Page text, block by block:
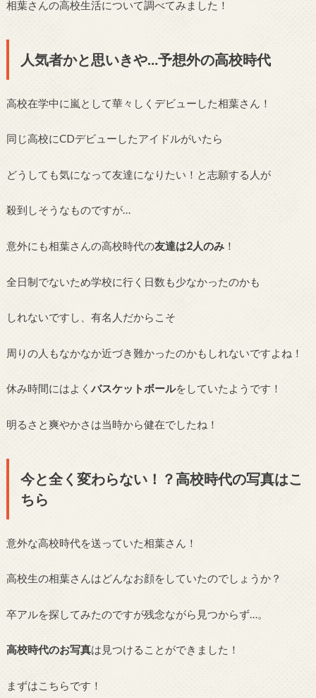
相葉さんの高校生活について調べてみました！
人気者かと思いきや…予想外の高校時代
高校在学中に嵐として華々しくデビューした相葉さん！
同じ高校にCDデビューしたアイドルがいたら
どうしても気になって友達になりたい！と志願する人が
殺到しそうなものですが…
意外にも相葉さんの高校時代の友達は2人のみ！
全日制でないため学校に行く日数も少なかったのかも
しれないですし、有名人だからこそ
周りの人もなかなか近づき難かったのかもしれないですよね！
休み時間にはよくバスケットボールをしていたようです！
明るさと爽やかさは当時から健在でしたね！
今と全く変わらない！？高校時代の写真はこ
ちら
意外な高校時代を送っていた相葉さん！
高校生の相葉さんはどんなお顔をしていたのでしょうか？
卒アルを探してみたのですが残念ながら見つからず…。
高校時代のお写真は見つけることができました！
まずはこちらです！